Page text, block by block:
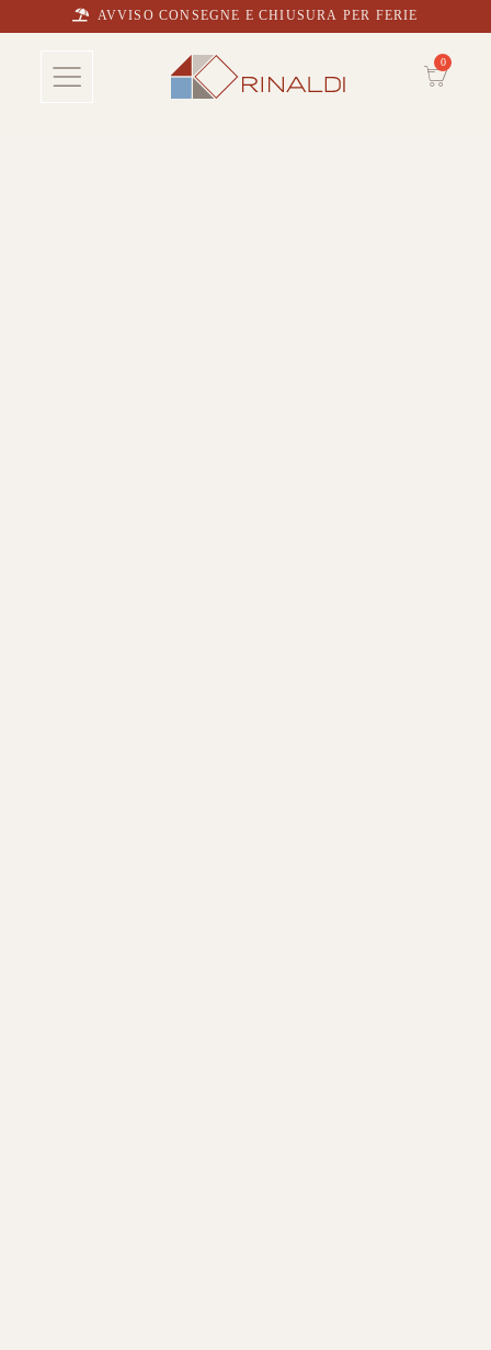
AVVISO CONSEGNE E CHIUSURA PER FERIE